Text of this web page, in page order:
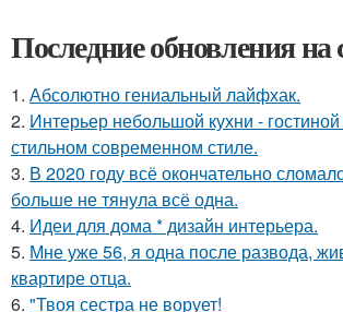
Последние обновления на
1. Абсолютно гениальный лайфхак.
2. Интерьер небольшой кухни -
стильном современном стиле.
3. В 2020 году всё окончательно
больше не тянула всё одна.
4. Идеи для дома * дизайн интерьера.
5. Мне уже 56, я одна после развода,
квартире отца.
6. "Твоя сестра не ворует!